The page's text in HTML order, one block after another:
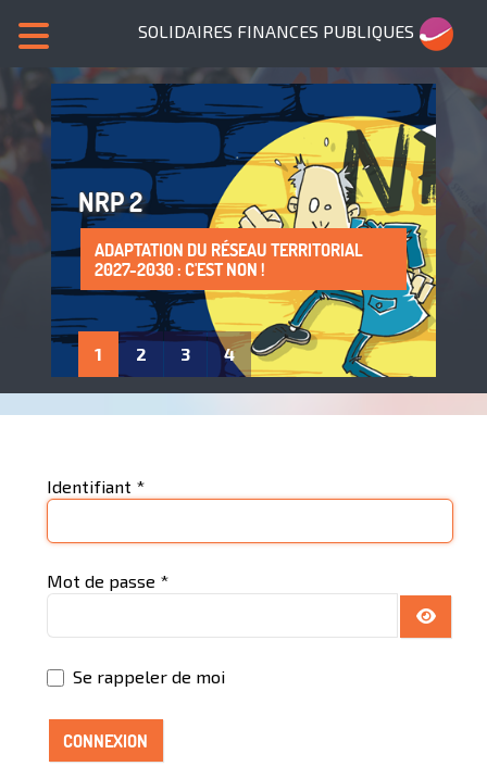
SOLIDAIRES FINANCES PUBLIQUES
NRP 2
ADAPTATION DU RÉSEAU TERRITORIAL
2027-2030 : C'EST NON !
SANS NOUS, PLUS DE SERVICES PUBLICS !
LA PROTECTION DE LA SANTÉ AU TRAVAIL
: UN DROIT À FAIRE VIVRE !
ADHÈRE À SOLIDAIRES FINANCES
PUBLIQUES
1 2 3 4
Identifiant *
Mot de passe *
Se rappeler de moi
CONNEXION